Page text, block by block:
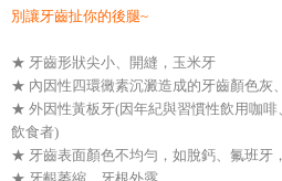
別讓牙齒扯你的後腿~
★ 牙齒形狀尖小、開縫，玉米牙
★ 內因性四環黴素沉澱造成的牙齒顏色灰
★ 外因性黃板牙(因年紀與習慣性飲用咖啡
飲食者)
★ 牙齒表面顏色不均勻，如脫鈣、氟班牙